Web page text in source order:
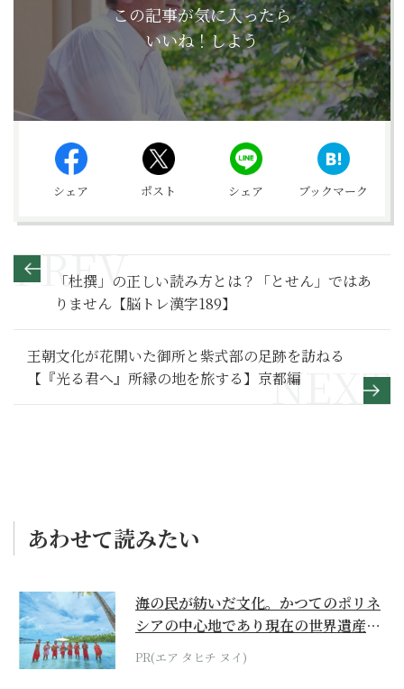
この記事が気に入ったら
いいね！しよう
シェア ポスト シェア ブックマーク
「杜撰」の正しい読み方とは？「とせん」ではあ
りません【脳トレ漢字189】
王朝文化が花開いた御所と紫式部の足跡を訪ねる
【『光る君へ』所縁の地を旅する】京都編
あわせて読みたい
海の民が紡いだ文化。かつてのポリネ
シアの中心地であり現在の世界遺産か
らみえてくる...
PR(エア タヒチ ヌイ)